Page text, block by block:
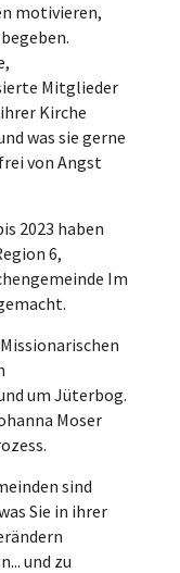
motivieren,
Mitglieder
Kirche
was sie gerne
von Angst
2023 haben
6,
Im
um Jüterbog.
Moser
sind
Sie in ihrer
und zu